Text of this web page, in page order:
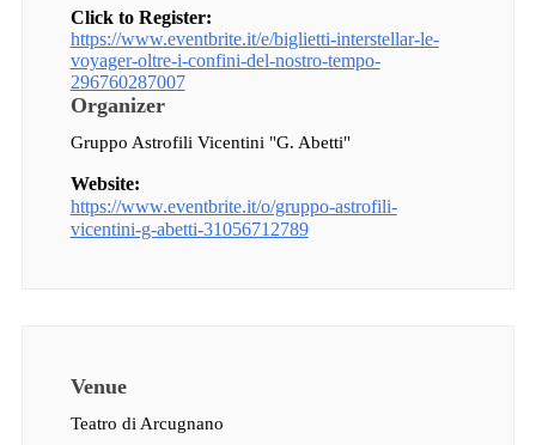
Click to Register:
https://www.eventbrite.it/e/biglietti-interstellar-le-
voyager-oltre-i-confini-del-nostro-tempo-
296760287007
Organizer
Gruppo Astrofili Vicentini "G. Abetti"
Website:
https://www.eventbrite.it/o/gruppo-astrofili-
vicentini-g-abetti-31056712789
Venue
Teatro di Arcugnano